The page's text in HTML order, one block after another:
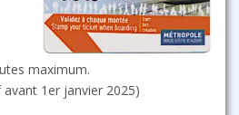
maximum.
1er janvier 2025)